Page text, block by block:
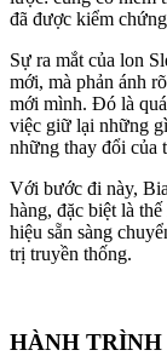
đã được kiểm
Sự ra mắt của lon
mới, mà phản ánh
mới mình. Đó là
việc giữ lại những
những thay đổi của
Với bước đi này,
hàng, đặc biệt là
hiệu sẵn sàng
trị truyền thống.
HÀNH TRÌNH